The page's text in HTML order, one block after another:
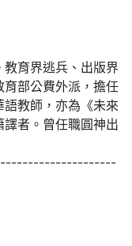
育界逃兵、出版界
部公費外派，擔任
教師，亦為《未來
者。曾任職圓神出